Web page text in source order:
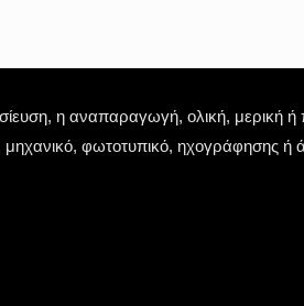
η αναπαραγωγή, ολική, μερική ή
μηχανικό, φωτοτυπικό, ηχογράφησης